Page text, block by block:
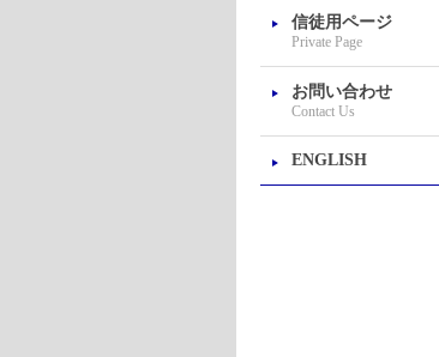
信徒用ページ
Private Page
お問い合わせ
Contact Us
ENGLISH